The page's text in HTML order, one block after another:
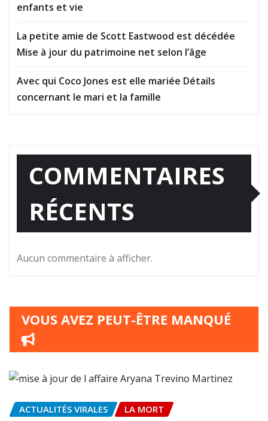
enfants et vie
La petite amie de Scott Eastwood est décédée
Mise à jour du patrimoine net selon l’âge
Avec qui Coco Jones est elle mariée Détails
concernant le mari et la famille
COMMENTAIRES
RÉCENTS
Aucun commentaire à afficher.
VOUS AVEZ PEUT-ÊTRE MANQUÉ
ACTUALITÉS VIRALES LA MORT